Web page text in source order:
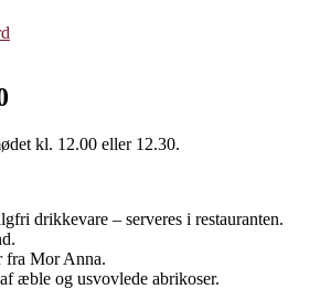
kl. 12.00 eller 12.30.
drikkevare – serveres i restauranten.
fra Mor Anna.
æble og usvovlede abrikoser.